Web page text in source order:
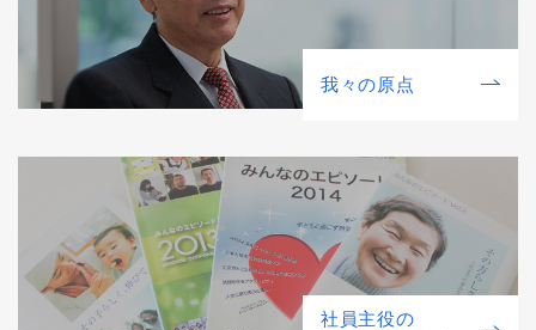
我々の原点
社員主役の